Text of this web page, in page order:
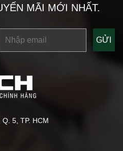
MÃI MỚI NHẤT.
5, TP. HCM